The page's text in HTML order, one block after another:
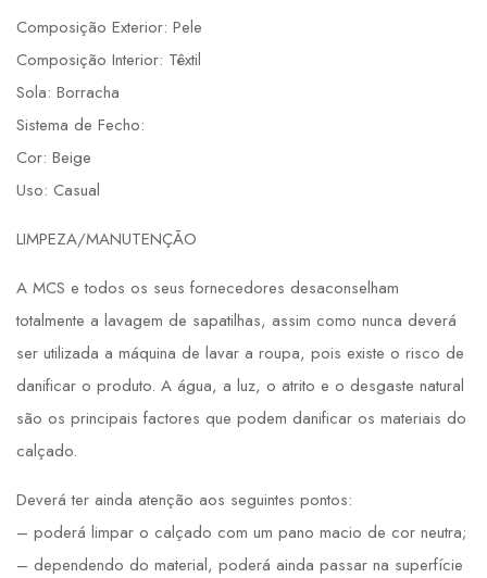
Composição Exterior: Pele
Composição Interior: Têxtil
Sola: Borracha
Sistema de Fecho:
Cor: Beige
Uso: Casual
LIMPEZA/MANUTENÇÃO
A MCS e todos os seus fornecedores desaconselham
totalmente a lavagem de sapatilhas, assim como nunca deverá
ser utilizada a máquina de lavar a roupa, pois existe o risco de
danificar o produto. A água, a luz, o atrito e o desgaste natural
são os principais factores que podem danificar os materiais do
calçado.
Deverá ter ainda atenção aos seguintes pontos:
– poderá limpar o calçado com um pano macio de cor neutra;
– dependendo do material, poderá ainda passar na superfície